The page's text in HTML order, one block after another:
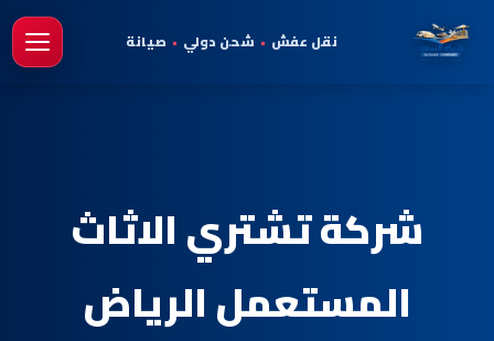
نقل عفش • شحن دولي • صيانة
شركة تشتري الاثاث
المستعمل الرياض